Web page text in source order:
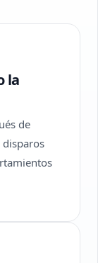
la
de
disparos